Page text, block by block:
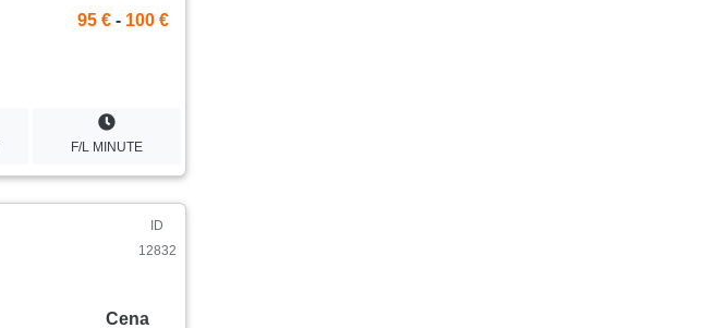
95 € - 100 €
F/L MINUTE
ID
12832
Cena